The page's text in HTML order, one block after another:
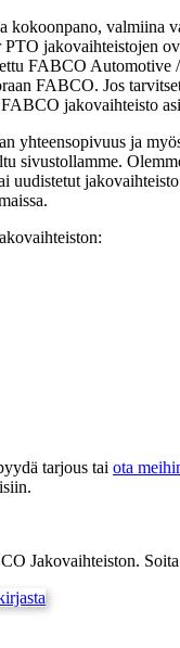
valmiina
jakovaihteistojen
FABCO Automotive
FABCO. Jos
jakovaihteisto
yhteensopivuus ja
sivustollamme.
uudistetut
tarjous tai ota
Jakovaihteiston.